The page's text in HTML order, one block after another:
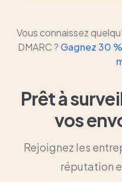
Vous connaissez
DMARC ? Gagnez 30
Prêt à
vos
Rejoignez les
réputation